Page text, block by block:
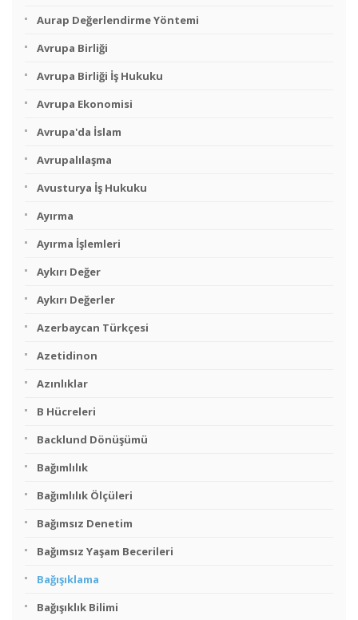
Aurap Değerlendirme Yöntemi
Avrupa Birliği
Avrupa Birliği İş Hukuku
Avrupa Ekonomisi
Avrupa'da İslam
Avrupalılaşma
Avusturya İş Hukuku
Ayırma
Ayırma İşlemleri
Aykırı Değer
Aykırı Değerler
Azerbaycan Türkçesi
Azetidinon
Azınlıklar
B Hücreleri
Backlund Dönüşümü
Bağımlılık
Bağımlılık Ölçüleri
Bağımsız Denetim
Bağımsız Yaşam Becerileri
Bağışıklama
Bağışıklık Bilimi